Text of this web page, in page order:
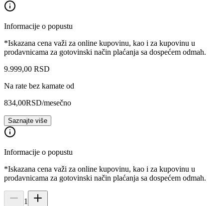
Informacije o popustu
*Iskazana cena važi za online kupovinu, kao i za kupovinu u
prodavnicama za gotovinski način plaćanja sa dospećem odmah.
9.999,00 RSD
Na rate bez kamate od
834,00RSD/mesečno
Saznajte više
Informacije o popustu
*Iskazana cena važi za online kupovinu, kao i za kupovinu u
prodavnicama za gotovinski način plaćanja sa dospećem odmah.
1